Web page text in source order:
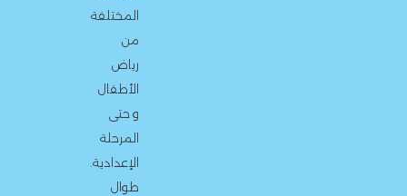
المختلفة
من
رياض
الأطفال
و حتى
المرحلة
الإعدادية.
طوال